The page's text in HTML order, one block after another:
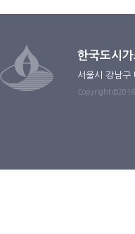
한국도시가
서울시 강남
Copyright ©2016